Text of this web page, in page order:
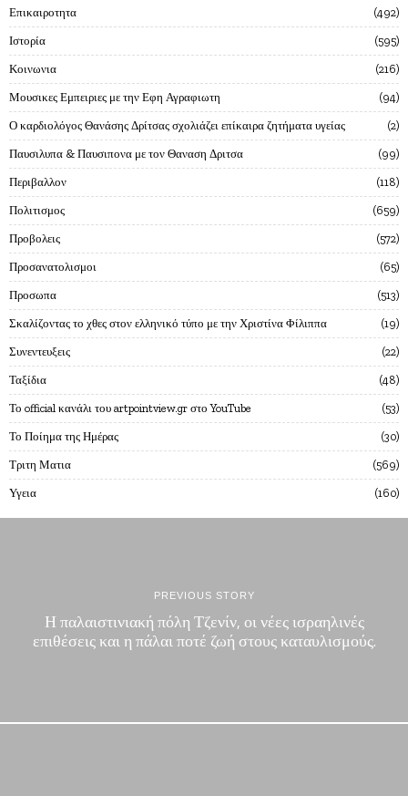
Επικαιροτητα 492
Ιστορία 595
Κοινωνια 216
Μουσικες Εμπειριες με την Εφη Αγραφιωτη 94
Ο καρδιολόγος Θανάσης Δρίτσας σχολιάζει επίκαιρα ζητήματα υγείας 2
Παυσιλυπα & Παυσιπονα με τον Θαναση Δριτσα 99
Περιβαλλον 118
Πολιτισμος 659
Προβολεις 572
Προσανατολισμοι 65
Προσωπα 513
Σκαλίζοντας το χθες στον ελληνικό τύπο με την Χριστίνα Φίλιππα 19
Συνεντευξεις 22
Ταξίδια 48
Το official κανάλι του artpointview.gr στο YouTube 53
Το Ποίημα της Ημέρας 30
Τριτη Ματια 569
Υγεια 160
PREVIOUS STORY
Η παλαιστινιακή πόλη Τζενίν, οι νέες ισραηλινές
επιθέσεις και η πάλαι ποτέ ζωή στους καταυλισμούς.